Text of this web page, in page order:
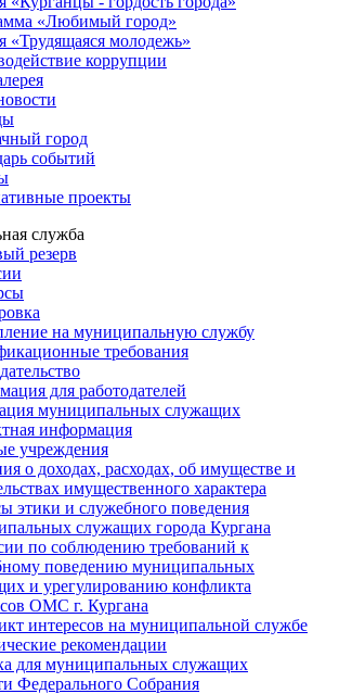
«Любимый город»
«Трудящаяся молодежь»
коррупции
город
событий
проекты
служба
резерв
на муниципальную службу
требования
для работодателей
муниципальных служащих
информация
учреждения
о доходах, расходах, об имуществе и
имущественного характера
этики и служебного поведения
служащих города Кургана
по соблюдению требований к
поведению муниципальных
и урегулированию конфликта
ОМС г. Кургана
интересов на муниципальной службе
рекомендации
для муниципальных служащих
Федерального Cобрания